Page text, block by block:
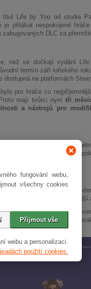
fungování webu,
všechny cookies
Přijmout vše
webu a personalizaci.
použití cookies.
titul Life by You od studia
přilákat nespokojené
DLC za
než se dočkají vydání
termín září loňského
na platformách
pro hráče co
mají tvůrci nynítři
a nástrojů pro
délka této fáze závisí na
ještě posunout. Naopak
zkrátit.
ve skutečných jazycích,
života nejmodifikovanější
zalíbí stejně jako celé
pro kreativitu a